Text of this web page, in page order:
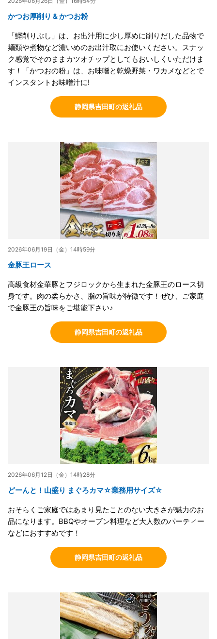
かつお厚削り & かつお粉
「鰹削りぶし」は、お出汁用に少し厚めに削りだした品物で
麺類や煮物など濃いめのお出汁取にお使いください。スナッ
ク感覚でそのままカツオチップとしてもおいしくいただけま
す！「かつおの粉」は、お味噌と乾燥野菜・ワカメなどとで
インスタントお味噌汁に!
静岡県吉田町の返礼品
2026年06月19日（金）14時59分
金豚王ロース
高級食材金華豚とフジロックから生まれた金豚王のロース切
身です。肉の柔らかさ、脂の旨味が特徴です！ぜひ、ご家庭
で金豚王の旨味をご堪能下さい♪
静岡県吉田町の返礼品
2026年06月12日（金）14時28分
どーんと！山盛り まぐろカマ☆業務用サイズ☆
おそらくご家庭ではあまり見たことのない大きさが魅力のお
品になります。BBQやオーブン料理など大人数のパーティー
などにおすすめです！
静岡県吉田町の返礼品